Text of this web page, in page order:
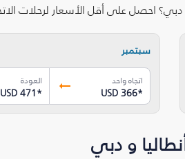
احصل على أقل الأسعار لرحلات
سبتمبر
اتجاه واحد
USD 366*
العودة
USD 471*
و دبي